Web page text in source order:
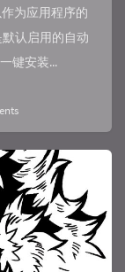
为应用程序的
认启用的自动
键安装...